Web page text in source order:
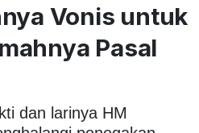
Vonis untuk
Pasal
dan larinya HM